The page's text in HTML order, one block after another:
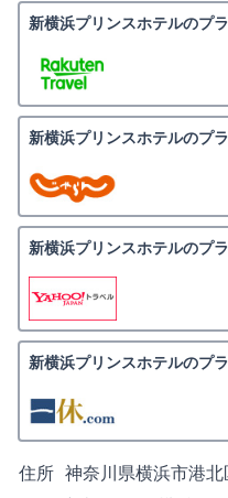
新横浜プリンスホテルのプ
新横浜プリンスホテルのプ
新横浜プリンスホテルのプ
新横浜プリンスホテルのプ
住所 神奈川県横浜市港